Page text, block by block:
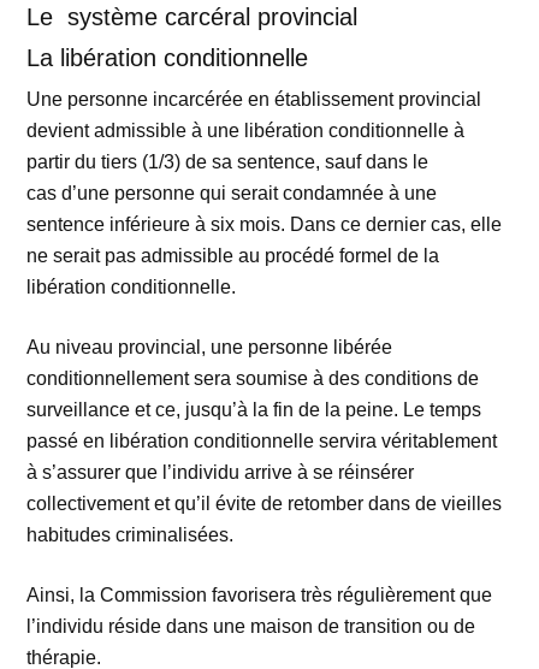
Le système carcéral provincial
La libération conditionnelle
Une personne incarcérée en établissement provincial
devient admissible à une libération conditionnelle à
partir du tiers (1/3) de sa sentence, sauf dans le
cas d’une personne qui serait condamnée à une
sentence inférieure à six mois. Dans ce dernier cas, elle
ne serait pas admissible au procédé formel de la
libération conditionnelle.
Au niveau provincial, une personne libérée
conditionnellement sera soumise à des conditions de
surveillance et ce, jusqu’à la fin de la peine. Le temps
passé en libération conditionnelle servira véritablement
à s’assurer que l’individu arrive à se réinsérer
collectivement et qu’il évite de retomber dans de vieilles
habitudes criminalisées.
Ainsi, la Commission favorisera très régulièrement que
l’individu réside dans une maison de transition ou de
thérapie.